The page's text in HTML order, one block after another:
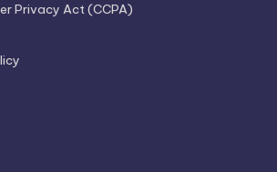
Privacy Act (CCPA)